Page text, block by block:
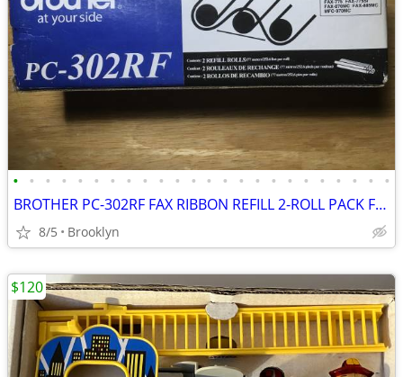
• • • • • • • • • • • • • • • • • • • • • • • •
BROTHER PC-302RF FAX RIBBON REFILL 2-ROLL PACK FOR BROTHER PLAIN PAPER
8/5 Brooklyn
$120